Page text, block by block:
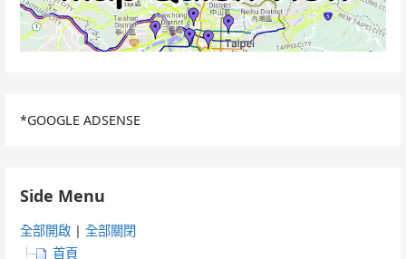
*GOOGLE ADSENSE
Side Menu
全部開啟 |全部關閉
首頁